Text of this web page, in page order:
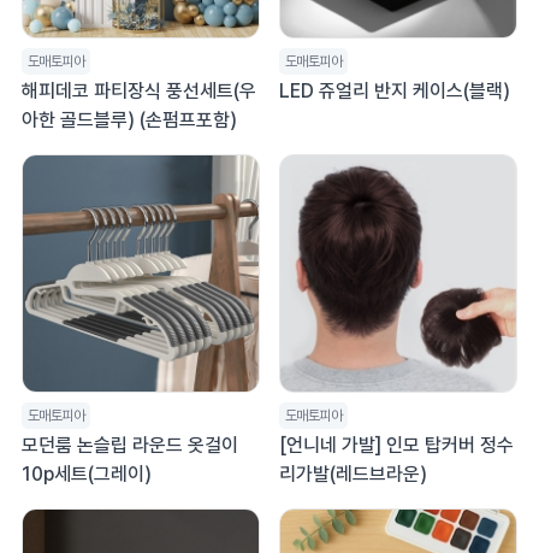
도매토피아
해피데코 파티장식 풍선세트(우
아한 골드블루) (손펌프포함)
도매토피아
LED 쥬얼리 반지 케이스(블랙)
도매토피아
모던룸 논슬립 라운드 옷걸이
10p세트(그레이)
도매토피아
[언니네 가발] 인모 탑커버 정수
리가발(레드브라운)